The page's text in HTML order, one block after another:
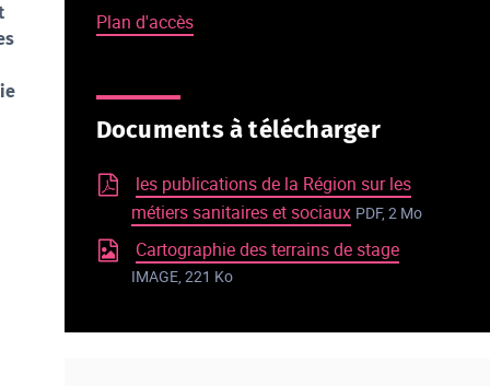
Plan d'accès
Documents à télécharger
les publications de la Région sur les
métiers sanitaires et sociaux PDF, 2 Mo
Cartographie des terrains de stage
IMAGE, 221 Ko